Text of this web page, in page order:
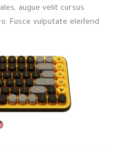
augue velit cursus
Fusce vulputate eleifend